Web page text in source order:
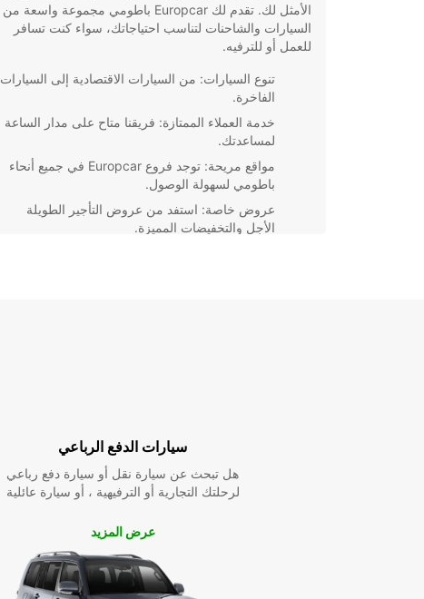
الأمثل لك. تقدم لك Europcar باطومي مجموعة واسعة من
السيارات والشاحنات لتناسب احتياجاتك، سواء كنت تسافر
للعمل أو للترفيه.
تنوع السيارات: من السيارات الاقتصادية إلى السيارات
الفاخرة.
خدمة العملاء الممتازة: فريقنا متاح على مدار الساعة
لمساعدتك.
مواقع مريحة: توجد فروع Europcar في جميع أنحاء
باطومي لسهولة الوصول.
عروض خاصة: استفد من عروض التأجير الطويلة
الأجل والتخفيضات المميزة.
سيارات الدفع الرباعي
هل تبحث عن سيارة نقل أو سيارة دفع رباعي
لرحلتك التجارية أو الترفيهية ، أو سيارة عائلية
عرض المزيد